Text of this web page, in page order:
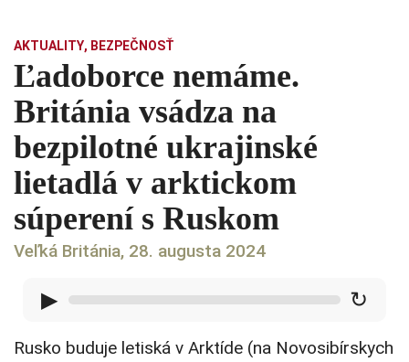
AKTUALITY, BEZPEČNOSŤ
Ľadoborce nemáme.
Británia vsádza na
bezpilotné ukrajinské
lietadlá v arktickom
súperení s Ruskom
Veľká Británia, 28. augusta 2024
▶ ↻
Rusko buduje letiská v Arktíde (na Novosibírskych